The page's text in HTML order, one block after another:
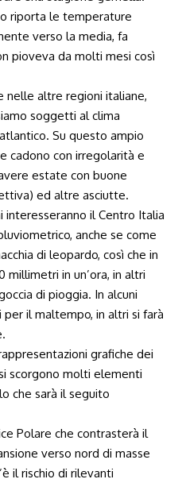
riporta le temperature
verso la media, fa
pioveva da molti mesi così
nelle altre regioni italiane,
soggetti al clima
Su questo ampio
cadono con irregolarità e
estate con buone
ed altre asciutte.
il Centro Italia
anche se come
di leopardo, così che in
millimetri in un’ora, in altri
di pioggia. In alcuni
il maltempo, in altri si farà
grafiche dei
scorgono molti elementi
che sarà il seguito
Polare che contrasterà il
verso nord di masse
il rischio di rilevanti